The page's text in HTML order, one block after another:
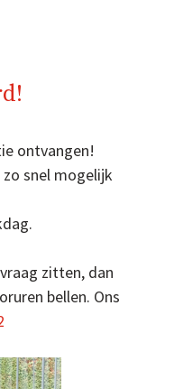
ontvangen!
snel mogelijk
zitten, dan
bellen. Ons